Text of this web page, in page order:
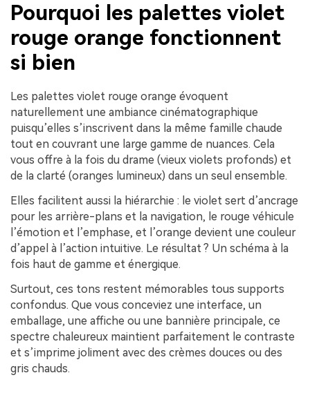
Pourquoi les palettes violet
rouge orange fonctionnent
si bien
Les palettes violet rouge orange évoquent
naturellement une ambiance cinématographique
puisqu’elles s’inscrivent dans la même famille chaude
tout en couvrant une large gamme de nuances. Cela
vous offre à la fois du drame (vieux violets profonds) et
de la clarté (oranges lumineux) dans un seul ensemble.
Elles facilitent aussi la hiérarchie : le violet sert d’ancrage
pour les arrière-plans et la navigation, le rouge véhicule
l’émotion et l’emphase, et l’orange devient une couleur
d’appel à l’action intuitive. Le résultat ? Un schéma à la
fois haut de gamme et énergique.
Surtout, ces tons restent mémorables tous supports
confondus. Que vous conceviez une interface, un
emballage, une affiche ou une bannière principale, ce
spectre chaleureux maintient parfaitement le contraste
et s’imprime joliment avec des crèmes douces ou des
gris chauds.